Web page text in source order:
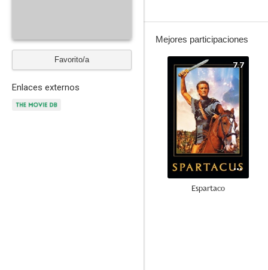
Favorito/a
Enlaces externos
Mejores participaciones
7.7
Espartaco